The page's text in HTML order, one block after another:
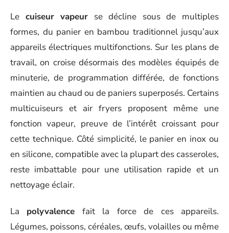
Le cuiseur vapeur se décline sous de multiples
formes, du panier en bambou traditionnel jusqu’aux
appareils électriques multifonctions. Sur les plans de
travail, on croise désormais des modèles équipés de
minuterie, de programmation différée, de fonctions
maintien au chaud ou de paniers superposés. Certains
multicuiseurs et air fryers proposent même une
fonction vapeur, preuve de l’intérêt croissant pour
cette technique. Côté simplicité, le panier en inox ou
en silicone, compatible avec la plupart des casseroles,
reste imbattable pour une utilisation rapide et un
nettoyage éclair.
La polyvalence fait la force de ces appareils.
Légumes, poissons, céréales, œufs, volailles ou même